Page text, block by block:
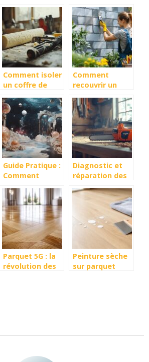
scie à onglet
parfaite pour
vos activités de
bricolage
sur un toit en
tuiles : guide
complet
Comment isoler
un coffre de
Les techniques
adaptées à
chaque type de
coffre
Comment
recouvrir un
sans se ruiner :
5 solutions à
moins de
50€/m²
Guide Pratique :
Comment
Mousse
Polyuréthane
Expansive sur
du PVC avec les
Bons
Dissolvants
Diagnostic et
réparation des
fréquents de la
tronçonneuse
électrique
Husqvarna 315
Parquet 5G : la
révolution des
Peinture sèche
sur parquet